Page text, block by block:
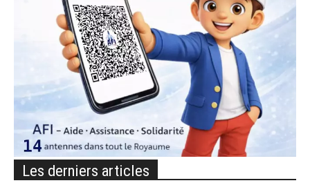
Les derniers articles